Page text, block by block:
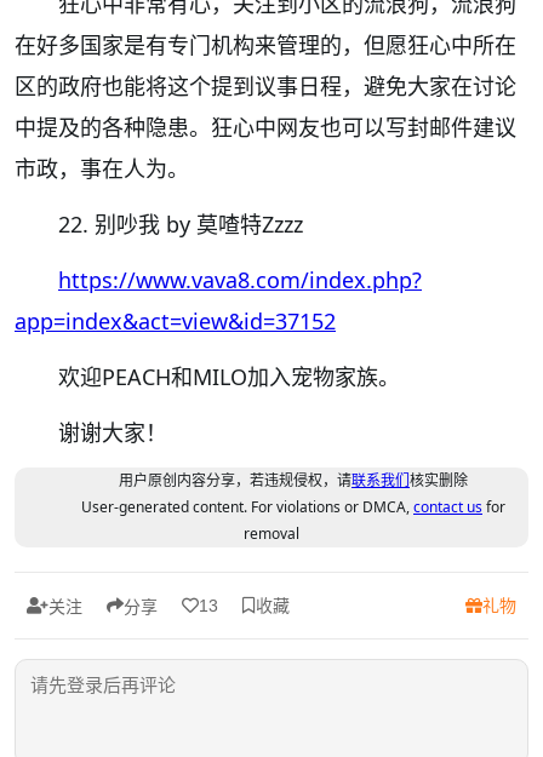
在好多国家是有专门机构来管理的，但愿狂心中所在
区的政府也能将这个提到议事日程，避免大家在讨论
中提及的各种隐患。狂心中网友也可以写封邮件建议
市政，事在人为。
22. 别吵我 by 莫喳特Zzzz
https://www.vava8.com/index.php?
app=index&act=view&id=37152
欢迎PEACH和MILO加入宠物家族。
谢谢大家！
用户原创内容分享，若违规侵权，请联系我们核实删除
User-generated content. For violations or DMCA,contact usfor
removal
关注 分享 13 收藏 礼物